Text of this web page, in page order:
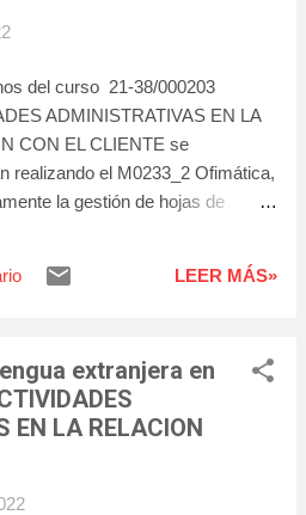
del curso 21-38/000203
ADMINISTRATIVAS EN LA
CON EL CLIENTE se
realizando el M0233_2 Ofimática,
la gestión de hojas de
esta oportunidad de aprendizaje
LEER MÁS»
extranjera en
EN LA RELACION